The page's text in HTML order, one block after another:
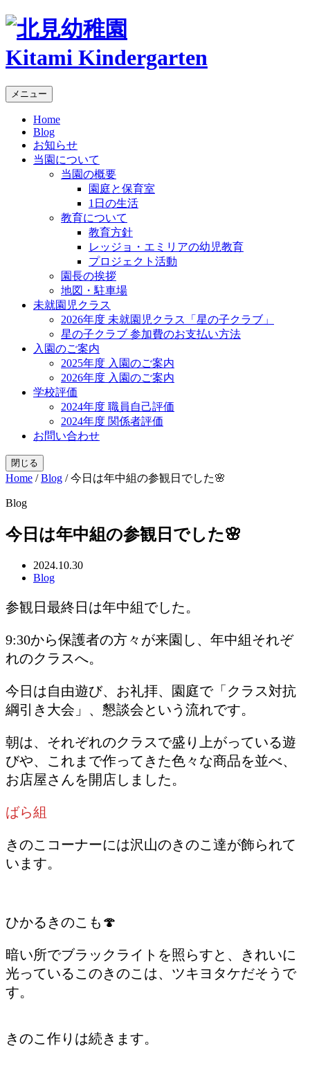
Kitami Kindergarten
メニュー
Home
Blog
お知らせ
当園について
当園の概要
園庭と保育室
1日の生活
教育について
教育方針
レッジョ・エミリアの幼児教育
プロジェクト活動
園長の挨拶
地図・駐車場
未就園児クラス
2026年度 未就園児クラス「星の子クラブ」
星の子クラブ 参加費のお支払い方法
入園のご案内
2025年度 入園のご案内
2026年度 入園のご案内
学校評価
2024年度 職員自己評価
2024年度 関係者評価
お問い合わせ
閉じる
Home /Blog /今日は年中組の参観日でした🌸
Blog
今日は年中組の参観日でした🌸
2024.10.30
Blog
参観日最終日は年中組でした。
9:30から保護者の方々が来園し、年中組それぞ
れのクラスへ。
今日は自由遊び、お礼拝、園庭で「クラス対抗
綱引き大会」、懇談会という流れです。
朝は、それぞれのクラスで盛り上がっている遊
びや、これまで作ってきた色々な商品を並べ、
お店屋さんを開店しました。
ばら組
きのこコーナーには沢山のきのこ達が飾られて
います。
ひかるきのこも🍄
暗い所でブラックライトを照らすと、きれいに
光っているこのきのこは、ツキヨタケだそうで
す。
きのこ作りは続きます。